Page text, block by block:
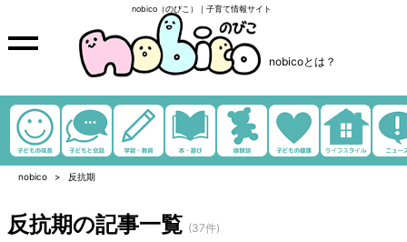
nobico（のびこ）｜子育て情報サイト
nobicoとは？
nobico 反抗期
反抗期の記事一覧 (37件)